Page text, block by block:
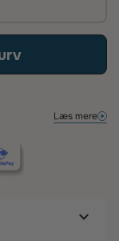
Læs mere
at du bliver glad.